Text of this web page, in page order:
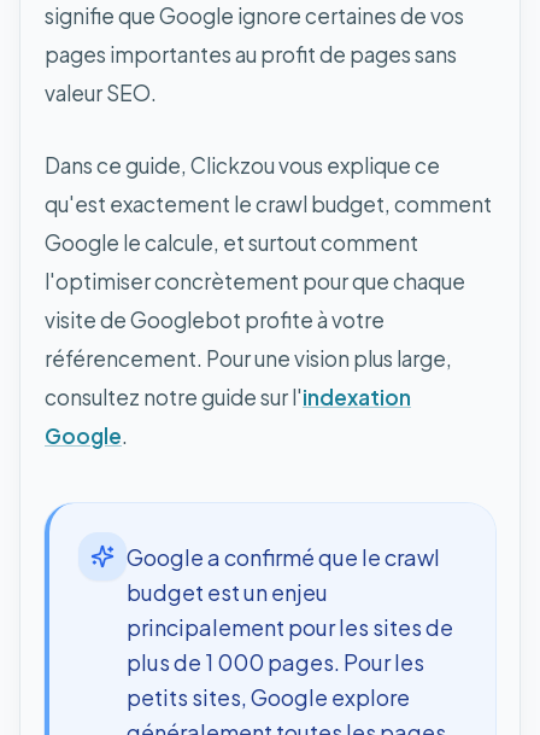
signifie que Google ignore certaines de vos
pages importantes au profit de pages sans
valeur SEO.
Dans ce guide, Clickzou vous explique ce
qu'est exactement le crawl budget, comment
Google le calcule, et surtout comment
l'optimiser concrètement pour que chaque
visite de Googlebot profite à votre
référencement. Pour une vision plus large,
consultez notre guide sur l'indexation
Google.
Google a confirmé que le crawl
budget est un enjeu
principalement pour les sites de
plus de 1 000 pages. Pour les
petits sites, Google explore